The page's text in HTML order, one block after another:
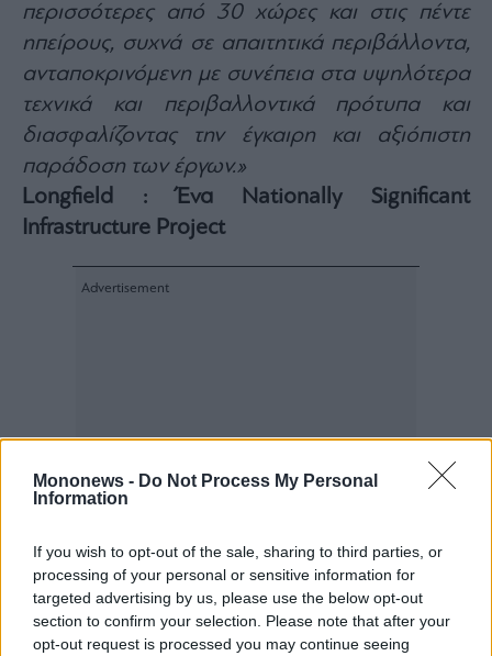
Mononews - Do Not Process My Personal
Information
If you wish to opt-out of the sale, sharing to third parties, or
processing of your personal or sensitive information for
targeted advertising by us, please use the below opt-out
section to confirm your selection. Please note that after your
opt-out request is processed you may continue seeing
περισσότερες από 30 χώρες και στις πέντε
ηπείρους, συχνά σε απαιτητικά περιβάλλοντα,
ανταποκρινόμενη με συνέπεια στα υψηλότερα
τεχνικά και περιβαλλοντικά πρότυπα και
διασφαλίζοντας την έγκαιρη και αξιόπιστη
παράδοση των έργων.»
Longfield :ΈναNationally Significant
Infrastructure Project